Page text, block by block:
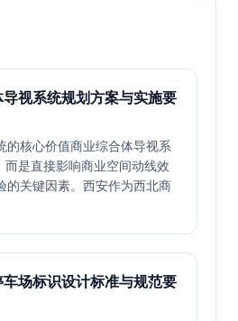
视系统规划方案与实施要
的核心价值商业综合体导视系
是直接影响商业空间动线效
的关键因素。西安作为西北商
场标识设计标准与规范要